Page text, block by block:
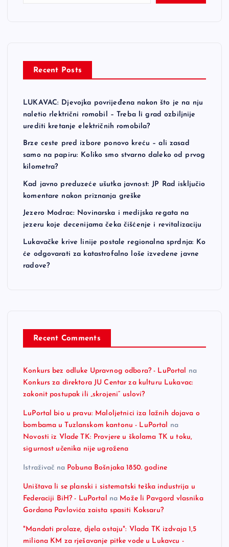
Recent Posts
LUKAVAC: Djevojka povrijeđena nakon što je na nju
naletio rlektrični romobil – Treba li grad ozbiljnije
urediti kretanje električnih romobila?
Brze ceste pred izbore ponovo kreću – ali zasad
samo na papiru: Koliko smo stvarno daleko od prvog
kilometra?
Kad javno preduzeće ušutka javnost: JP Rad isključio
komentare nakon priznanja greške
Jezero Modrac: Novinarska i medijska regata na
jezeru koje decenijama čeka čišćenje i revitalizaciju
Lukavačke krive linije postale regionalna sprdnja: Ko
će odgovarati za katastrofalno loše izvedene javne
radove?
Recent Comments
Konkurs bez odluke Upravnog odbora? - LuPortal na
Konkurs za direktora JU Centar za kulturu Lukavac:
zakonit postupak ili „skrojeni“ uslovi?
LuPortal bio u pravu: Maloljetnici iza lažnih dojava o
bombama u Tuzlanskom kantonu - LuPortal na
Novosti iz Vlade TK: Provjere u školama TK u toku,
sigurnost učenika nije ugrožena
Istraživač na Pobuna Bošnjaka 1850. godine
Uništava li se planski i sistematski teška industrija u
Federaciji BiH? - LuPortal na Može li Pavgord vlasnika
Gordana Pavlovića zaista spasiti Koksaru?
"Mandati prolaze, djela ostaju": Vlada TK izdvaja 1,5
miliona KM za rješavanje pitke vode u Lukavcu -